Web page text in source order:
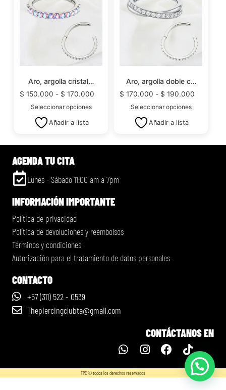
Aro, argolla cristal…
$ 150.000 - $ 170.000
Seleccionar opciones
Añadir a lista
Aro, argolla doble c…
$ 170.000 - $ 190.000
Seleccionar opciones
Añadir a lista
AGENDA TU CITA
Lunes - Sábado 11:00 am a 7pm
INFORMACIÓN IMPORTANTE
Política de privacidad
Política de devoluciones y reembolsos
Términos y condiciones
Autorización para el tratamiento de datos personales
CONTACTO
+57 (311) 522 - 0539
Thepiercingclubta@gmail.com
CONTÁCTANOS EN
TPC © todos los derechos reservados